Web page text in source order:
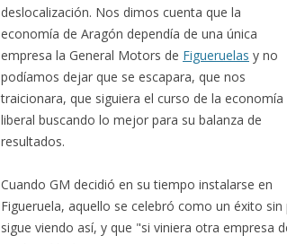
deslocalización. Nos dimos cuenta que la
economía de Aragón dependía de una única
empresa la General Motors de Figueruelas y no
podíamos dejar que se escapara, que nos
traicionara, que siguiera el curso de la economía
liberal buscando lo mejor para su balanza de
resultados.
Cuando GM decidió en su tiempo instalarse en
Figueruela, aquello se celebró como un éxito
sigue viendo así, y que "si viniera otra empresa